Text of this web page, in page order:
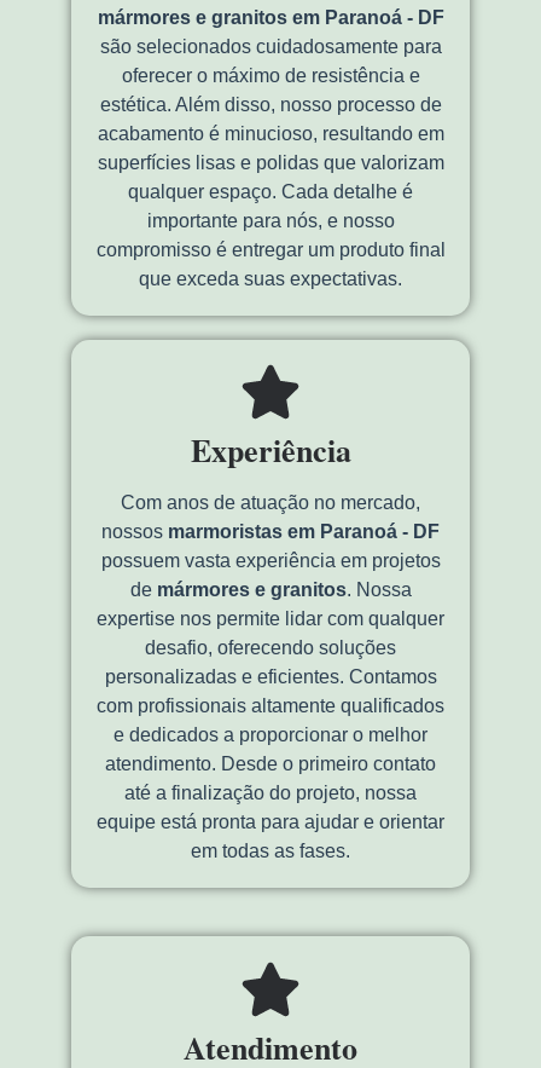
mármores e granitos em Paranoá - DF
são selecionados cuidadosamente para
oferecer o máximo de resistência e
estética. Além disso, nosso processo de
acabamento é minucioso, resultando em
superfícies lisas e polidas que valorizam
qualquer espaço. Cada detalhe é
importante para nós, e nosso
compromisso é entregar um produto final
que exceda suas expectativas.
Experiência
Com anos de atuação no mercado,
nossos marmoristas em Paranoá - DF
possuem vasta experiência em projetos
de mármores e granitos. Nossa
expertise nos permite lidar com qualquer
desafio, oferecendo soluções
personalizadas e eficientes. Contamos
com profissionais altamente qualificados
e dedicados a proporcionar o melhor
atendimento. Desde o primeiro contato
até a finalização do projeto, nossa
equipe está pronta para ajudar e orientar
em todas as fases.
Atendimento